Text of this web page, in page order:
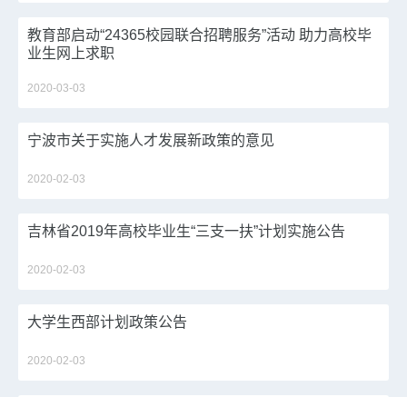
教育部启动“24365校园联合招聘服务”活动 助力高校毕
业生网上求职
2020-03-03
宁波市关于实施人才发展新政策的意见
2020-02-03
吉林省2019年高校毕业生“三支一扶”计划实施公告
2020-02-03
大学生西部计划政策公告
2020-02-03